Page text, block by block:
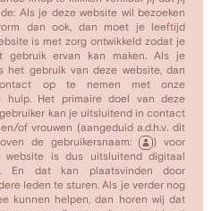
Als je deze website wil bezoeken
dan ook, dan moet je leeftijd
is met zorg ontwikkeld zodat je
gebruik ervan kan maken. Als je
het gebruik van deze website, dan
op te nemen met onze
hulp. Het primaire doel van deze
kan je uitsluitend in contact
of vrouwen (aangeduid a.d.h.v. dit
de gebruikersnaam:
) voor
website is dus uitsluitend digitaal
En dat kan plaatsvinden door
leden te sturen. Als je verder nog
kunnen helpen, dan horen wij dat
positieve manier. Maar
controle te houden. Ik doe
om mijzelf erg geil te
uit te leven.
met vreemde mannen.
? :)